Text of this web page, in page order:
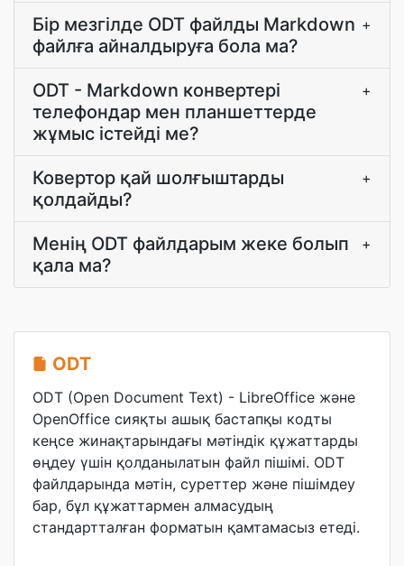
Бір мезгілде ODT файлды Markdown
файлға айналдыруға бола ма?
+
ODT - Markdown конвертері
телефондар мен планшеттерде
жұмыс істейді ме?
+
Ковертор қай шолғыштарды
қолдайды?
+
Менің ODT файлдарым жеке болып
қала ма?
+
ODT
ODT (Open Document Text) - LibreOffice және
OpenOffice сияқты ашық бастапқы кодты
кеңсе жинақтарындағы мәтіндік құжаттарды
өңдеу үшін қолданылатын файл пішімі. ODT
файлдарында мәтін, суреттер және пішімдеу
бар, бұл құжаттармен алмасудың
стандартталған форматын қамтамасыз етеді.